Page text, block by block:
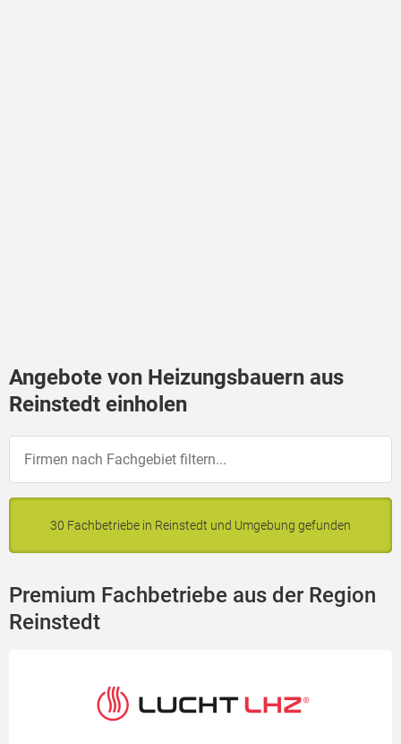
Angebote von Heizungsbauern aus
Reinstedt einholen
30 Fachbetriebe in Reinstedt und Umgebung gefunden
Premium Fachbetriebe aus der Region
Reinstedt